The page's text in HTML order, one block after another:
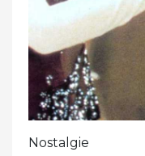
Nostalgie